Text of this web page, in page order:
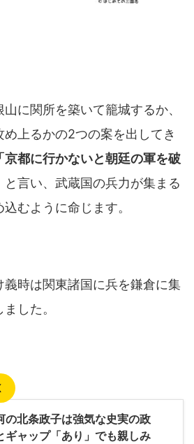
に関所を築いて籠城するか、
上るかの2つの案を出してき
京都に行かないと朝廷の軍を破
と言い、武蔵国の兵力が集まる
むように命じます。
義時は関東諸国に兵を鎌倉に集
した。
の北条政子は強気な史実の政
ギャップ「あり」でも親しみ